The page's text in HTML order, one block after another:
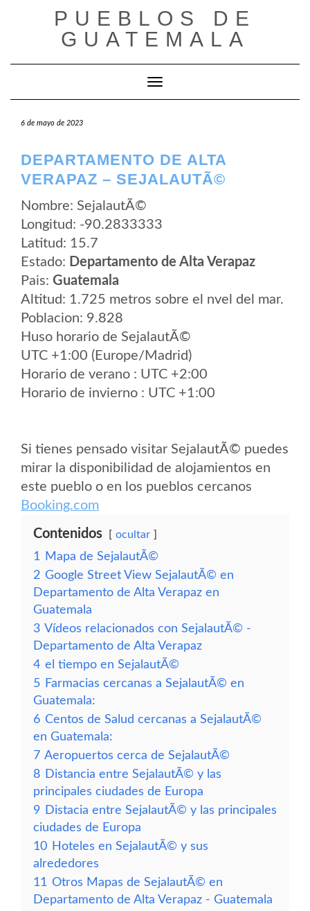
PUEBLOS DE
GUATEMALA
Cambiar modo de navegación
6 de mayo de 2023
DEPARTAMENTO DE ALTA
VERAPAZ – SEJALAUTÃ©
Nombre: SejalautÃ©
Longitud: -90.2833333
Latitud: 15.7
Estado: Departamento de Alta Verapaz
Pais: Guatemala
Altitud: 1.725 metros sobre el nvel del mar.
Poblacion: 9.828
Huso horario de SejalautÃ©
UTC +1:00 (Europe/Madrid)
Horario de verano : UTC +2:00
Horario de invierno : UTC +1:00
Si tienes pensado visitar SejalautÃ© puedes
mirar la disponibilidad de alojamientos en
este pueblo o en los pueblos cercanos
Booking.com
Contenidos ocultar
1
Mapa de SejalautÃ©
2 Google Street View SejalautÃ© en
Departamento de Alta Verapaz en
Guatemala
3 Vídeos relacionados con SejalautÃ© -
Departamento de Alta Verapaz
4 el tiempo en SejalautÃ©
5 Farmacias cercanas a SejalautÃ© en
Guatemala:
6 Centos de Salud cercanas a SejalautÃ©
en Guatemala:
7 Aeropuertos cerca de SejalautÃ©
8 Distancia entre SejalautÃ© y las
principales ciudades de Europa
9 Distacia entre SejalautÃ© y las principales
ciudades de Europa
10 Hoteles en SejalautÃ© y sus
alrededores
11 Otros Mapas de SejalautÃ© en
Departamento de Alta Verapaz - Guatemala